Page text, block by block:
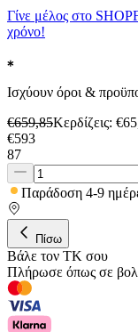
Γίνε μέλος στο
χρόνο!
Ισχύουν όροι &
€659,85Κερδίζεις: €
€593
87
Παράδοση 4-9
Πίσω
Βάλε τον ΤΚ σου
Πλήρωσε όπως σε